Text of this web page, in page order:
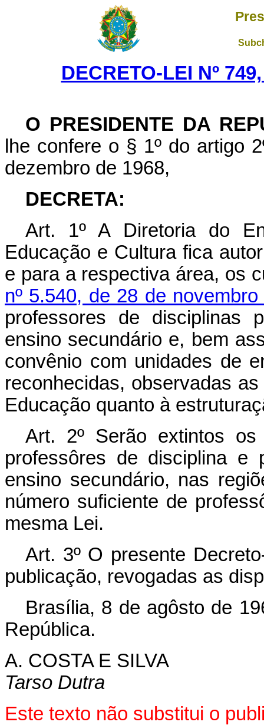
DECRETO-LEI Nº
O PRESIDENTE DA
lhe confere o § 1º do artigo
dezembro de 1968,
DECRETA:
Art. 1º A Diretoria do
Educação e Cultura fica
e para a respectiva área, os
nº 5.540, de 28 de
professores de disciplinas
ensino secundário e, bem
convênio com unidades de
reconhecidas, observadas
Educação quanto à
Art. 2º Serão extintos
professôres de disciplina e
ensino secundário, nas
número suficiente de
mesma Lei.
Art. 3º O presente
publicação, revogadas as
Brasília, 8 de agôsto de
República.
A. COSTA E SILVA
Tarso Dutra
Este texto não substitui o